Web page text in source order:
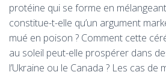
protéine qui se forme en
constitue-t-elle qu’un argument
mué en poison ? Comment cette
au soleil peut-elle prospérer dans
l’Ukraine ou le Canada ? Les cas